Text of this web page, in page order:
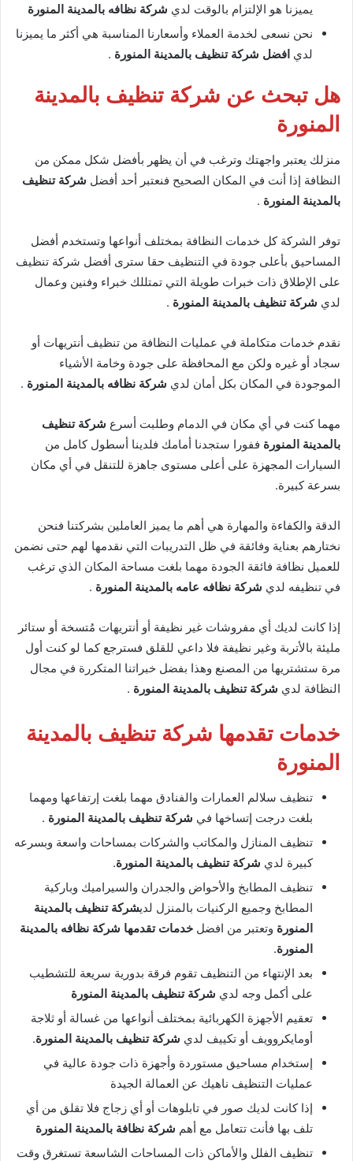
يميزنا هو الإلتزام بالوقت لدي شركة نظافه بالمدينة المنورة
نحن نسعى لخدمة العملاء وأسعارنا المناسبة هي أكثر ما يميزنا
لدي افضل شركة تنظيف بالمدينة المنورة .
هل تبحث عن شركة تنظيف بالمدينة
المنورة
منزلك يعتبر واجهتك وترغب في أن يظهر بأفضل شكل ممكن من
النظافة إذا أنت في المكان الصحيح فنعتبر أحد أفضل شركة تنظيف
بالمدينة المنورة .
توفر الشركة كل خدمات النظافة بمختلف أنواعها وتستخدم أفضل
المساحيق بأعلى جودة في التنظيف حقا سترى أفضل شركة تنظيف
على الإطلاق ذات خبرات طويلة التي تمتللك خبراء وفنين وعمال
لدي شركة تنظيف بالمدينة المنورة .
نقدم خدمات متكاملة في عمليات النظافة من تنظيف أنتريهات أو
سجاد أو غيره ولكن مع المحافظة على جودة وخامة الأشياء
الموجودة في المكان بكل أمان لدي شركة نظافه بالمدينة المنورة .
مهما كنت في أي مكان في الدمام وطلبت أسرع شركة تنظيف
بالمدينة المنورة ففورا ستجدنا أمامك فلدينا أسطول كامل من
السيارات المجهزة على أعلى مستوى جاهزة للتنقل في أي مكان
بسرعة كبيرة.
الدقة والكفاءة والمهارة هي أهم ما يميز العاملين بشركتنا فنحن
نختارهم بعناية وفائقة في ظل التدريبات التي نقدمها لهم حتى نضمن
للعميل نظافة فائقة الجودة مهما بلغت مساحة المكان الذي ترغب
في تنظيفه لدي شركة نظافه عامه بالمدينة المنورة .
إذا كانت لديك أي مفروشات غير نظيفة أو أنتريهات مُتسخة أو ستائر
مليئة بالأتربة وغير نظيفة فلا داعي للقلق فسترجع كما لو كنت أول
مرة ستشتريها من المصنع وهذا بفضل خبراتنا المتكررة في مجال
النظافة لدي شركة تنظيف بالمدينة المنورة .
خدمات تقدمها شركة تنظيف بالمدينة
المنورة
تنظيف سلالم العمارات والفنادق مهما بلغت إرتفاعها ومهما
بلغت درجت إتساخها في شركة تنظيف بالمدينة المنورة .
تنظيف المنازل والمكاتب والشركات بمساحات واسعة وبسرعه
كبيرة لدي شركة تنظيف بالمدينة المنورة.
تنظيف المطابخ والأحواض والجدران والسيراميك وباركية
المطابخ وجميع الركنيات بالمنزل لديشركة تنظيف بالمدينة
المنورة وتعتبر من افضل خدمات تقدمها شركة نظافه بالمدينة
المنورة.
بعد الإنتهاء من التنظيف تقوم فرقة بدورية سريعة للتشطيب
على أكمل وجه لدي شركة تنظيف بالمدينة المنورة
تعقيم الأجهزة الكهربائية بمختلف أنواعها من غسالة أو ثلاجة
أومايكروويف أو تكييف لدي شركة تنظيف بالمدينة المنورة.
إستخدام مساحيق مستوردة وأجهزة ذات جودة عالية في
عمليات التنظيف ناهيك عن العمالة الجيدة
إذا كانت لديك صور في تابلوهات أو أي زجاج فلا تقلق من أي
تلف بها فأنت تتعامل مع أهم شركة نظافة بالمدينة المنورة
تنظيف الفلل والأماكن ذات المساحات الشاسعة تستغرق وقت